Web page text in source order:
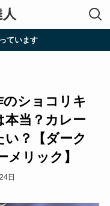
ています
のショコリキ
当？カレー
？【ダーク
メリック】
日